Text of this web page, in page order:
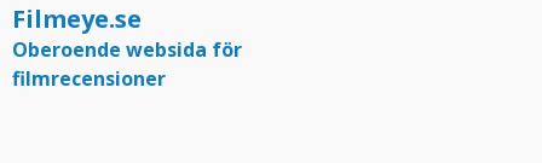
Filmeye.se
Oberoende websida för
filmrecensioner